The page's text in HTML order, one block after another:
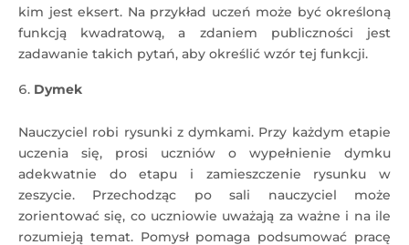
kim jest eksert. Na przykład uczeń może być określoną
funkcją kwadratową, a zdaniem publiczności jest
zadawanie takich pytań, aby określić wzór tej funkcji.
Dymek
Nauczyciel robi rysunki z dymkami. Przy każdym etapie
uczenia się, prosi uczniów o wypełnienie dymku
adekwatnie do etapu i zamieszczenie rysunku w
zeszycie. Przechodząc po sali nauczyciel może
zorientować się, co uczniowie uważają za ważne i na ile
rozumieją temat. Pomysł pomaga podsumować pracę